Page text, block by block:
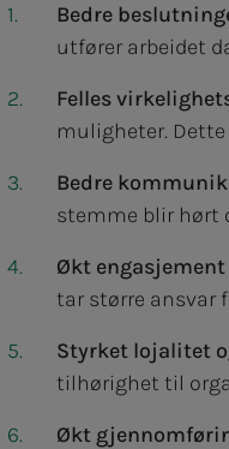
Bedre
utfører arbeidet
Felles
muligheter.
Bedre
stemme blir hørt
Økt
tar større ansvar
Styrket lojalitet
tilhørighet til
Økt